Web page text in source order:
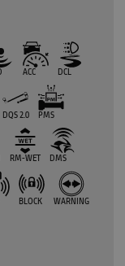
ACC DCL
DQS 2.0 PMS
RM-WET DMS
BLOCK WARNING